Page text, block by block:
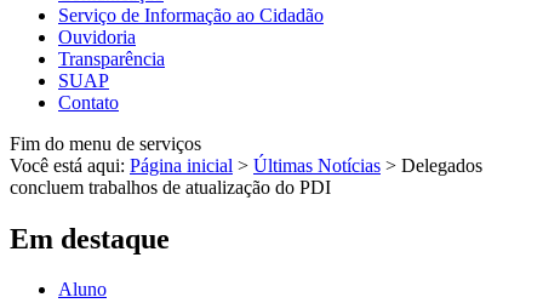
Serviço de Informação ao Cidadão
Ouvidoria
Transparência
SUAP
Contato
Fim do menu de serviços
Você está aqui: Página inicial > Últimas Notícias > Delegados
concluem trabalhos de atualização do PDI
Em destaque
Aluno